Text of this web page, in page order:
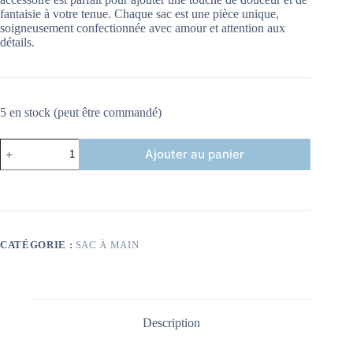
fantaisie à votre tenue. Chaque sac est une pièce unique,
soigneusement confectionnée avec amour et attention aux
détails.
5 en stock (peut être commandé)
Ajouter au panier
CATÉGORIE : SAC À MAIN
Description